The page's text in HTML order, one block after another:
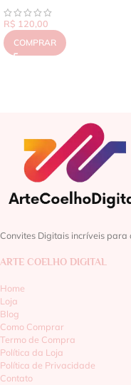
R$ 120,00
COMPRAR
Convites Digitais incríveis para
ARTE COELHO DIGITAL
Home
Loja
Blog
Como Comprar
Termo de Compra
Política da Loja
Política de Privacidade
Contato